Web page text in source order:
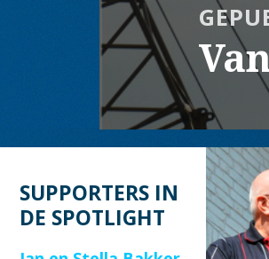
SUPPORTERS IN
DE SPOTLIGHT